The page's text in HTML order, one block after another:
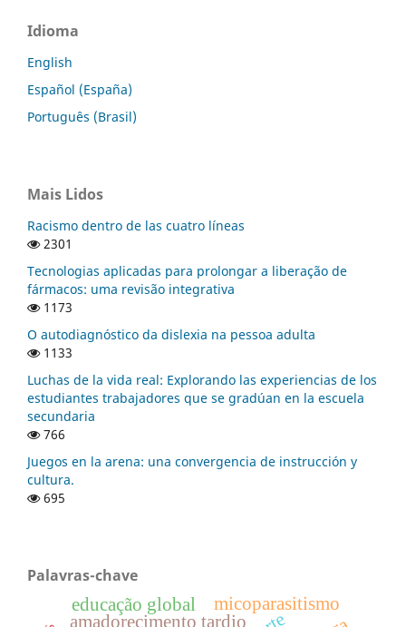
Idioma
English
Español (España)
Português (Brasil)
Mais Lidos
Racismo dentro de las cuatro líneas
2301
Tecnologias aplicadas para prolongar a liberação de
fármacos: uma revisão integrativa
1173
O autodiagnóstico da dislexia na pessoa adulta
1133
Luchas de la vida real: Explorando las experiencias de los
estudiantes trabajadores que se gradúan en la escuela
secundaria
766
Juegos en la arena: una convergencia de instrucción y
cultura.
695
Palavras-chave
amadorecimento tardio
micoparasitismo
educação global